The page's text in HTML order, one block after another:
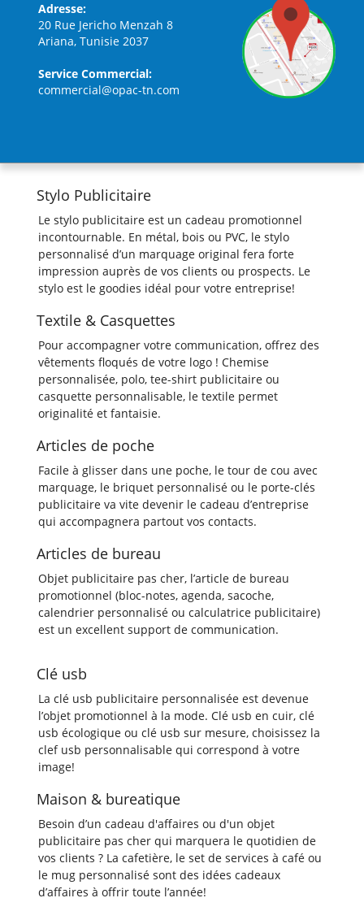
Adresse:
20 Rue Jericho Menzah 8
Ariana, Tunisie 2037
Service Commercial:
commercial@opac-tn.com
Stylo Publicitaire
Le stylo publicitaire est un cadeau promotionnel
incontournable. En métal, bois ou PVC, le stylo
personnalisé d’un marquage original fera forte
impression auprès de vos clients ou prospects. Le
stylo est le goodies idéal pour votre entreprise!
Textile & Casquettes
Pour accompagner votre communication, offrez des
vêtements floqués de votre logo ! Chemise
personnalisée, polo, tee-shirt publicitaire ou
casquette personnalisable, le textile permet
originalité et fantaisie.
Articles de poche
Facile à glisser dans une poche, le tour de cou avec
marquage, le briquet personnalisé ou le porte-clés
publicitaire va vite devenir le cadeau d’entreprise
qui accompagnera partout vos contacts.
Articles de bureau
Objet publicitaire pas cher, l’article de bureau
promotionnel (bloc-notes, agenda, sacoche,
calendrier personnalisé ou calculatrice publicitaire)
est un excellent support de communication.
Clé usb
La clé usb publicitaire personnalisée est devenue
l’objet promotionnel à la mode. Clé usb en cuir, clé
usb écologique ou clé usb sur mesure, choisissez la
clef usb personnalisable qui correspond à votre
image!
Maison & bureatique
Besoin d’un cadeau d'affaires ou d'un objet
publicitaire pas cher qui marquera le quotidien de
vos clients ? La cafetière, le set de services à café ou
le mug personnalisé sont des idées cadeaux
d’affaires à offrir toute l’année!